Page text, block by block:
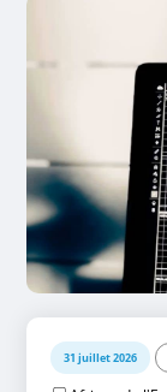
31 juillet 2026